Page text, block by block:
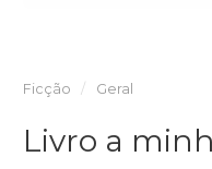
Ficção Geral
Livro a